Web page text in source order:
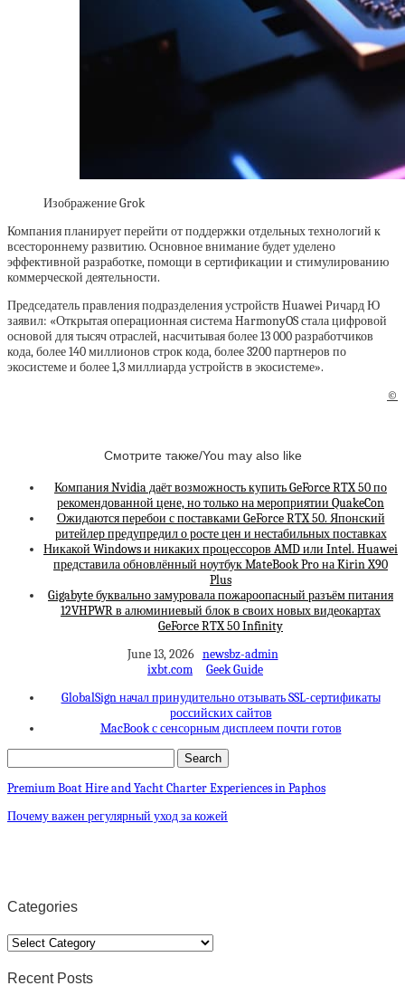
Изображение Grok
Компания планирует перейти от поддержки отдельных технологий к
всестороннему развитию. Основное внимание будет уделено
эффективной разработке, помощи в сертификации и стимулированию
коммерческой деятельности.
Председатель правления подразделения устройств Huawei Ричард Ю
заявил: «Открытая операционная система HarmonyOS стала цифровой
основой для тысяч отраслей, насчитывая более 13 000 разработчиков
кода, более 140 миллионов строк кода, более 3200 партнеров по
экосистеме и более 1,3 миллиарда устройств в экосистеме».
©
Смотрите также/You may also like
Компания Nvidia даёт возможность купить GeForce RTX 50 по
рекомендованной цене, но только на мероприятии QuakeCon
Ожидаются перебои с поставками GeForce RTX 50. Японский
ритейлер предупредил о росте цен и нестабильных поставках
Никакой Windows и никаких процессоров AMD или Intel. Huawei
представила обновлённый ноутбук MateBook Pro на Kirin X90
Plus
Gigabyte буквально замуровала пожароопасный разъём питания
12VHPWR в алюминиевый блок в своих новых видеокартах
GeForce RTX 50 Infinity
June 13, 2026 newsbz-admin
ixbt.com
Geek Guide
GlobalSign начал принудительно отзывать SSL-сертификаты
российских сайтов
MacBook с сенсорным дисплеем почти готов
Premium Boat Hire and Yacht Charter Experiences in Paphos
Почему важен регулярный уход за кожей
Categories
Categories
Recent Posts